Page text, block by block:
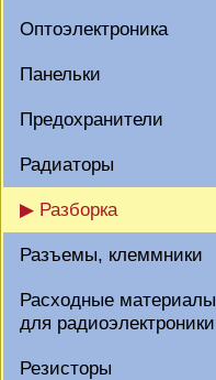
Оптоэлектроника
Панельки
Предохранители
Радиаторы
▶ Разборка
Разъемы, клеммники
Расходные материалы
для радиоэлектроники
Резисторы